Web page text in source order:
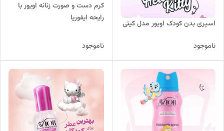
اسپری بدن کودک اویور مدل کیتی
ناموجود
کرم دست و صورت زنانه اویور با
رایحه ایفوریا
ناموجود